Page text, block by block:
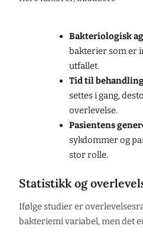
Bakteriologisk
bakterier som er
utfallet.
Tid til behandling
settes i gang,
overlevelse.
Pasientens
sykdommer og
stor rolle.
Statistikk og
Ifølge studier er
bakteriemi variabel, men det